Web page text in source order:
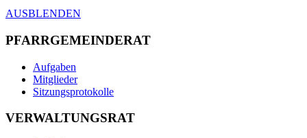
AUSBLENDEN
PFARRGEMEINDERAT
Aufgaben
Mitglieder
Sitzungsprotokolle
VERWALTUNGSRAT